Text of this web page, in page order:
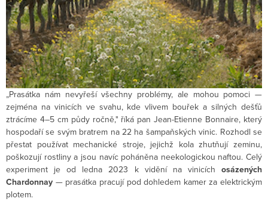
„Prasátka nám nevyřeší všechny problémy, ale mohou pomoci —
zejména na vinicích ve svahu, kde vlivem bouřek a silných dešťů
ztrácíme 4–5 cm půdy ročně," říká pan Jean-Etienne Bonnaire, který
hospodaří se svým bratrem na 22 ha šampaňských vinic. Rozhodl se
přestat používat mechanické stroje, jejichž kola zhutňují zeminu,
poškozují rostliny a jsou navíc poháněna neekologickou naftou. Celý
experiment je od ledna 2023 k vidění na vinicích osázených
Chardonnay — prasátka pracují pod dohledem kamer za elektrickým
plotem.